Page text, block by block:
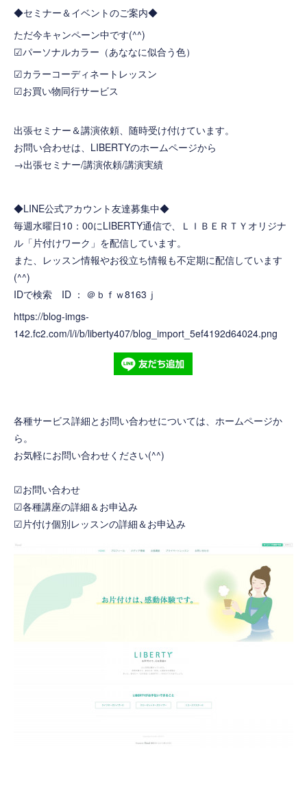
◆セミナー＆イベントのご案内◆
ただ今キャンペーン中です(^^)
☑パーソナルカラー（あななに似合う色）
☑カラーコーディネートレッスン
☑お買い物同行サービス
出張セミナー＆講演依頼、随時受け付けています。
お問い合わせは、LIBERTYのホームページから
→出張セミナー/講演依頼/講演実績
◆LINE公式アカウント友達募集中◆
毎週水曜日10：00にLIBERTY通信で、ＬＩＢＥＲＴＹオリジナ
ル「片付けワーク」を配信しています。
また、レッスン情報やお役立ち情報も不定期に配信しています
(^^)
IDで検索 ID ： ＠ｂｆｗ8163ｊ
https://blog-imgs-
142.fc2.com/l/i/b/liberty407/blog_import_5ef4192d64024.png
各種サービス詳細とお問い合わせについては、ホームページか
ら。
お気軽にお問い合わせください(^^)
☑お問い合わせ
☑各種講座の詳細＆お申込み
☑片付け個別レッスンの詳細＆お申込み